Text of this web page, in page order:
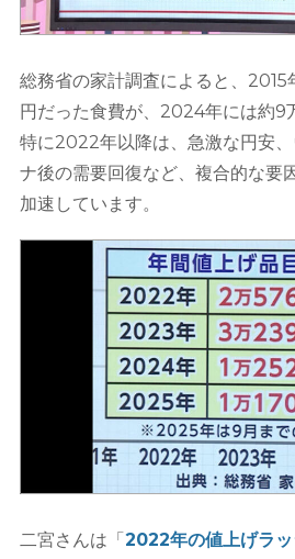
総務省の家計調査によると、
円だった食費が、2024年には約9
特に2022年以降は、急激な円安
ナ後の需要回復など、複合的な要
加速しています。
二宮さんは「 2022年の値上げラ